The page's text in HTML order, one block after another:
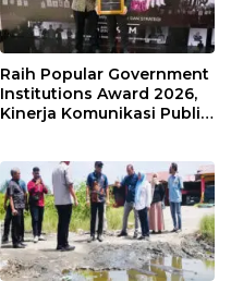
Raih Popular Government
Institutions Award 2026,
Kinerja Komunikasi Publik